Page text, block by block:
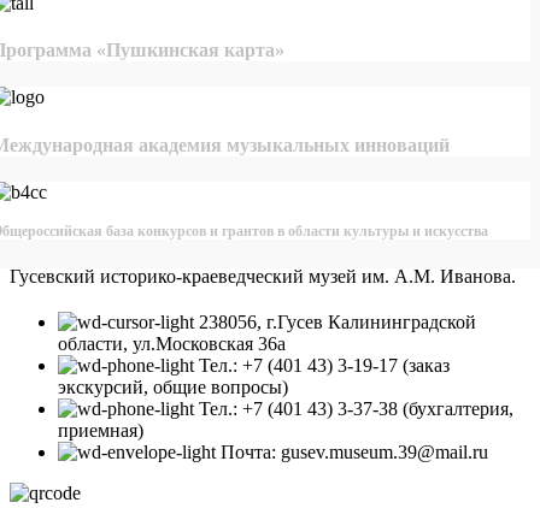
«Пушкинская карта»
академия музыкальных инноваций
база конкурсов и грантов в области культуры и искусства
Гусевский историко-краеведческий музей им. А.М. Иванова.
238056, г.Гусев Калининградской
области, ул.Московская 36а
Тел.: +7 (401 43) 3-19-17 (заказ
экскурсий, общие вопросы)
Тел.: +7 (401 43) 3-37-38 (бухгалтерия,
приемная)
Почта: gusev.museum.39@mail.ru